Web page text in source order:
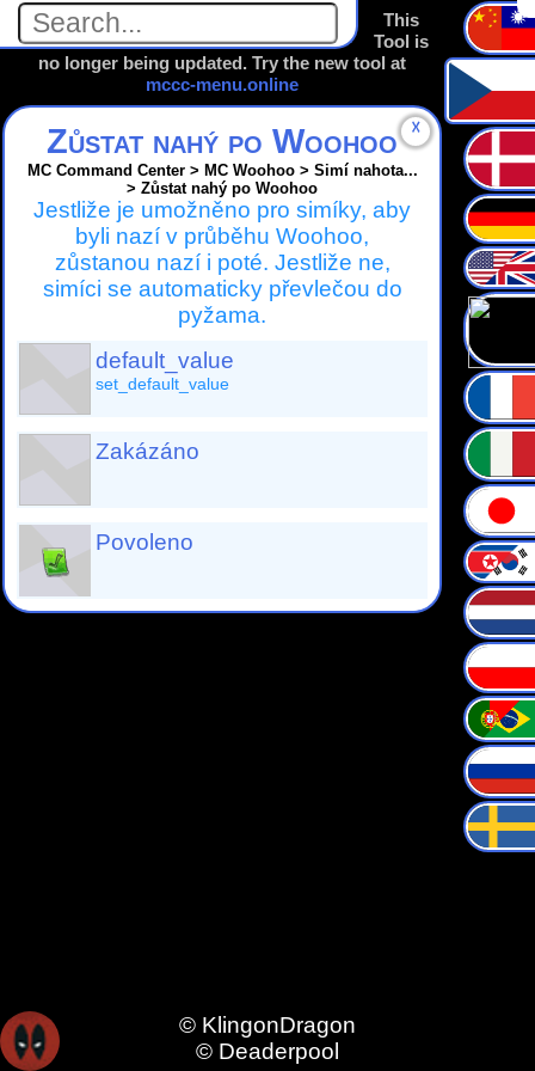
This
Tool is
no longer being updated. Try the new tool at
mccc-menu.online
☓
Zůstat nahý po Woohoo
MC Command Center > MC Woohoo > Simí nahota...
> Zůstat nahý po Woohoo
Jestliže je umožněno pro simíky, aby
byli nazí v průběhu Woohoo,
zůstanou nazí i poté. Jestliže ne,
simíci se automaticky převlečou do
pyžama.
default_value
set_default_value
Zakázáno
Povoleno
© KlingonDragon
© Deaderpool